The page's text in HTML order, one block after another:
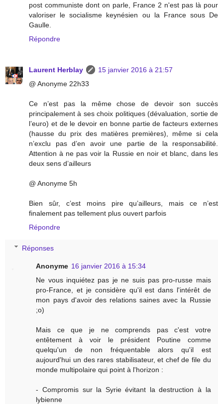
post communiste dont on parle, France 2 n'est pas là pour
valoriser le socialisme keynésien ou la France sous De
Gaulle.
Répondre
Laurent Herblay
15 janvier 2016 à 21:57
@ Anonyme 22h33
Ce n’est pas la même chose de devoir son succès
principalement à ses choix politiques (dévaluation, sortie de
l’euro) et de le devoir en bonne partie de facteurs externes
(hausse du prix des matières premières), même si cela
n’exclu pas d’en avoir une partie de la responsabilité.
Attention à ne pas voir la Russie en noir et blanc, dans les
deux sens d’ailleurs
@ Anonyme 5h
Bien sûr, c’est moins pire qu’ailleurs, mais ce n’est
finalement pas tellement plus ouvert parfois
Répondre
Réponses
Anonyme 16 janvier 2016 à 15:34
Ne vous inquiétez pas je ne suis pas pro-russe mais
pro-France, et je considère qu'il est dans l'intérêt de
mon pays d'avoir des relations saines avec la Russie
;o)
Mais ce que je ne comprends pas c'est votre
entêtement à voir le président Poutine comme
quelqu'un de non fréquentable alors qu'il est
aujourd'hui un des rares stabilisateur, et chef de file du
monde multipolaire qui point à l'horizon :
- Compromis sur la Syrie évitant la destruction à la
lybienne